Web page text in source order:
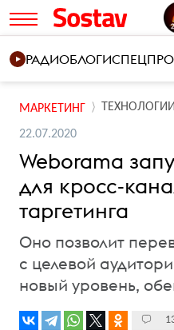
РАДИОБЛОГИ
МАРКЕТИНГ ТЕХНОЛОГИИ
22.07.2020
Weborama
для кросс-
таргетинга
Оно позволит
с целевой
новый уровень,